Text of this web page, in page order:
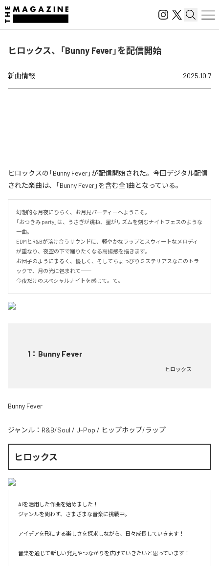
ヒロックス、「Bunny Fever」を配信開始
新曲情報 2025.10.7
ヒロックスの「Bunny Fever」が配信開始された。今回デジタル配信
された楽曲は、「Bunny Fever」を含む全1曲となっている。
幻想的な月夜にひらく、お月見パーティーへようこそ。
「おつきみ party」は、うさぎが跳ね、星がリズムを刻むナイトフェスのような
一曲。
EDMとR&Bが溶け合うサウンドに、軽やかなラップとスウィートなメロディ
が重なり、夜空の下で踊りたくなる高揚感を描きます。
お団子のようにまるく、優しく、そしてちょっぴりミステリアスなこのトラ
ックで、月の光に包まれて――
今夜だけのスペシャルナイトを感じて。て。
1 ： Bunny Fever
ヒロックス
Bunny Fever
ジャンル： R&B/Soul / J-Pop / ヒップホップ/ラップ
ヒロックス
AIを活用した作曲を始めました！
ジャンルを問わず、さまざまな音楽に挑戦中。
アイデアを形にする楽しさを探求しながら、日々成長していきます！
音楽を通じて新しい発見やつながりを広げていきたいと思っています！